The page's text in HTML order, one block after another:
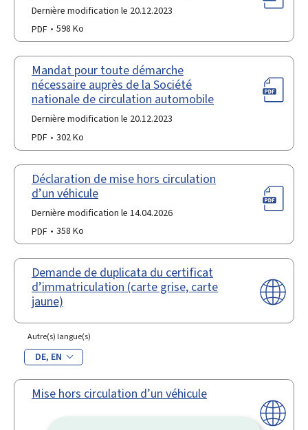
Dernière modification le 20.12.2023
PDF
598 Ko
Mandat pour toute démarche
nécessaire auprès de la Société
nationale de circulation automobile
Dernière modification le 20.12.2023
PDF
302 Ko
Déclaration de mise hors circulation
d’un véhicule
Dernière modification le 14.04.2026
PDF
358 Ko
Demande de duplicata du certificat
d’immatriculation (carte grise, carte
jaune)
Autre(s) langue(s)
DE EN
Mise hors circulation d’un véhicule